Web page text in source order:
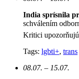
India sprísnila
schválením
Kritici upozorňujú
Tags: lgbti+, trans
08.07. – 15.07.